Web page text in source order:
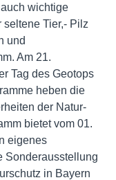
wichtige
seltene Tier,- Pilz
und
Am 21.
Tag des Geotops
heben die
der Natur-
bietet vom 01.
eigenes
Sonderausstellung
in Bayern